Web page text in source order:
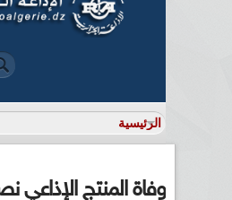
وفاة المنتج الإذاعي